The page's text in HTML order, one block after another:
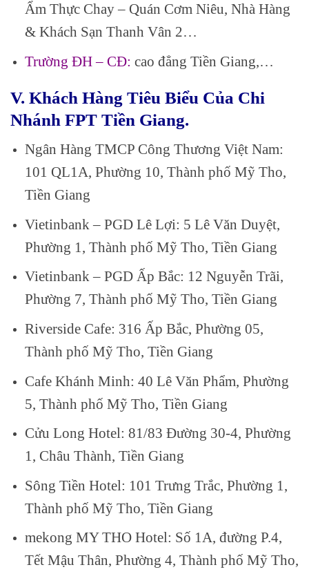
Ẩm Thực Chay – Quán Cơm Niêu, Nhà Hàng
& Khách Sạn Thanh Vân 2…
Trường ĐH – CĐ: cao đẳng Tiền Giang,…
V. Khách Hàng Tiêu Biểu Của Chi
Nhánh FPT Tiền Giang.
Ngân Hàng TMCP Công Thương Việt Nam:
101 QL1A, Phường 10, Thành phố Mỹ Tho,
Tiền Giang
Vietinbank – PGD Lê Lợi: 5 Lê Văn Duyệt,
Phường 1, Thành phố Mỹ Tho, Tiền Giang
Vietinbank – PGD Ấp Bắc: 12 Nguyễn Trãi,
Phường 7, Thành phố Mỹ Tho, Tiền Giang
Riverside Cafe: 316 Ấp Bắc, Phường 05,
Thành phố Mỹ Tho, Tiền Giang
Cafe Khánh Minh: 40 Lê Văn Phẩm, Phường
5, Thành phố Mỹ Tho, Tiền Giang
Cửu Long Hotel: 81/83 Đường 30-4, Phường
1, Châu Thành, Tiền Giang
Sông Tiền Hotel: 101 Trưng Trắc, Phường 1,
Thành phố Mỹ Tho, Tiền Giang
mekong MY THO Hotel: Số 1A, đường P.4,
Tết Mậu Thân, Phường 4, Thành phố Mỹ Tho,